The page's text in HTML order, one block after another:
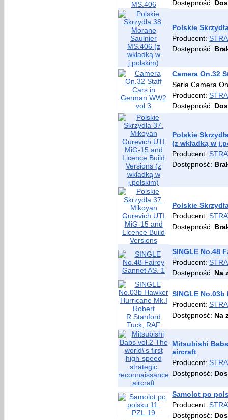
Dostępność:
Polskie
Producent:
Dostępność:
Camera On.32
Seria Camera
Producent:
Dostępność:
Polskie
(z wkładką w
Producent:
Dostępność:
Polskie
Producent:
Dostępność:
SINGLE No.48
Producent:
Dostępność: Na
SINGLE
Producent:
Dostępność: Na
Mitsubishi
aircraft
Producent:
Dostępność:
Samolot po
Producent:
Dostępność: